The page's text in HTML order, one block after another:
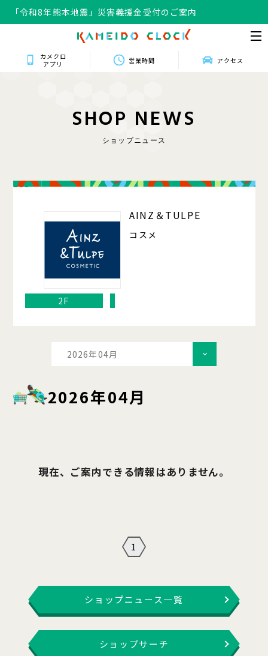
「令和8年熊本地震」災害義援金受付のご案内
カメクロ
アプリ
営業時間 アクセス
SHOP NEWS
ショップニュース
203
AINZ＆TULPE
コスメ
2F
2026年04月
2026年04月
現在、ご案内できる情報はありません。
1
ショップニュース一覧
ショップサーチ